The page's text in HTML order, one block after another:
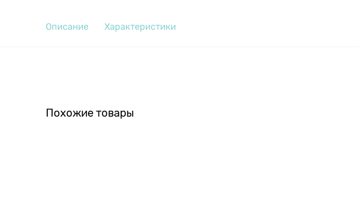
Описание Характеристики
Похожие товары